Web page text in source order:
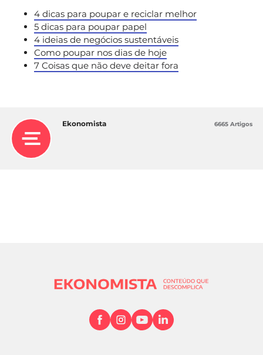
4 dicas para poupar e reciclar melhor
5 dicas para poupar papel
4 ideias de negócios sustentáveis
Como poupar nos dias de hoje
7 Coisas que não deve deitar fora
Ekonomista 6665 Artigos